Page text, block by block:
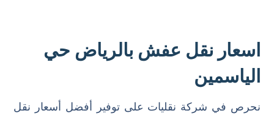
اسعار نقل عفش بالرياض حي
الياسمين
نحرص في شركة نقليات على توفير أفضل أسعار نقل